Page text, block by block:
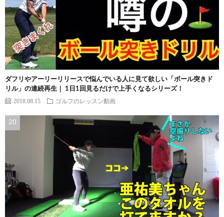
ダフリやアーリーリリースで悩んでいる人に見て欲しい「ボール突きド
リル」の連続再生｜ 1日1回見るだけで上手くなるシリーズ！
2018.08.15 ゴルフのレッスン動画